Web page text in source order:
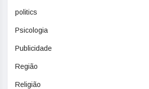
politics
Psicologia
Publicidade
Região
Religião